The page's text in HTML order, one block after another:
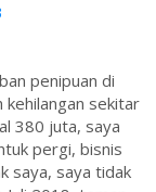
penipuan di
sekitar
380 juta, saya
pergi, bisnis
saya, saya tidak